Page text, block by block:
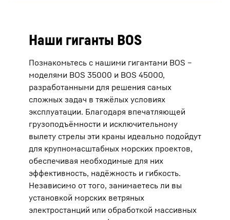
Наши гиганты BOS
Познакомьтесь с нашими гигантами BOS –
моделями BOS 35000 и BOS 45000,
разработанными для решения самых
сложных задач в тяжёлых условиях
эксплуатации. Благодаря впечатляющей
грузоподъёмности и исключительному
вылету стрелы эти краны идеально подойдут
для крупномасштабных морских проектов,
обеспечивая необходимые для них
эффективность, надёжность и гибкость.
Независимо от того, занимаетесь ли вы
установкой морских ветряных
электростанций или обработкой массивных